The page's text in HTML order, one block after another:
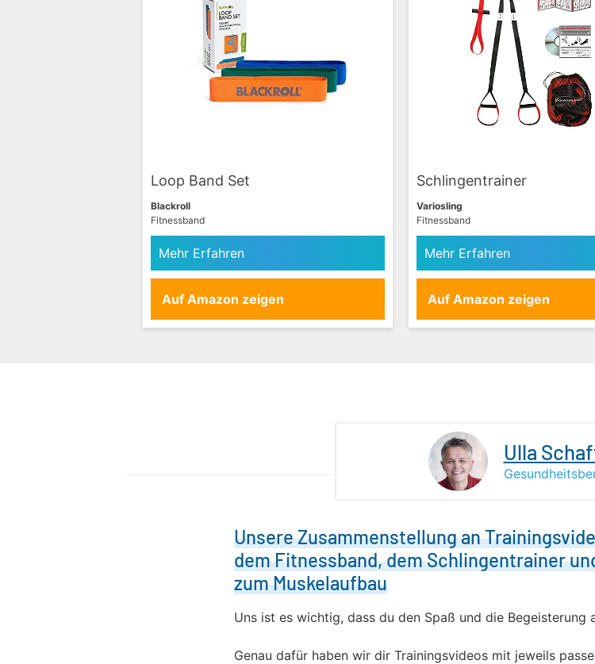
Loop Band Set
Blackroll
Fitnessband
Mehr Erfahren
Auf Amazon zeigen
Schlingentrainer
Variosling
Fitnessband
Mehr Erfahren
Auf Amazon zeigen
Ulla
Unsere Zusammenstellung an
dem Fitnessband, dem Schlingentrainer
zum Muskelaufbau
Uns ist es wichtig, dass du den Spaß und die
Genau dafür haben wir dir Trainingsvideos mit jeweils